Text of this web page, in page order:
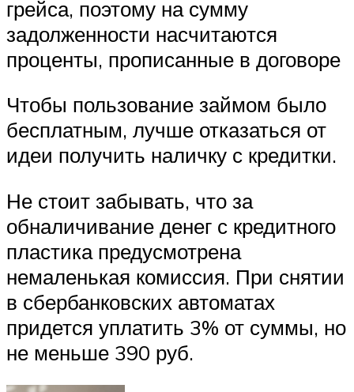
грейса, поэтому на сумму
задолженности насчитаются
проценты, прописанные в договоре
Чтобы пользование займом было
бесплатным, лучше отказаться от
идеи получить наличку с кредитки.
Не стоит забывать, что за
обналичивание денег с кредитного
пластика предусмотрена
немаленькая комиссия. При снятии
в сбербанковских автоматах
придется уплатить 3% от суммы, но
не меньше 390 руб.